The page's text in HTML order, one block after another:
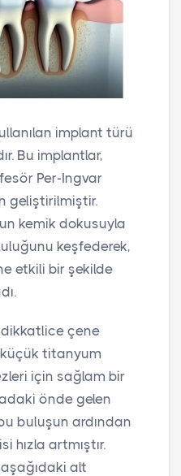
implant türü
Bu implantlar,
Per-Ingvar
geliştirilmiştir.
kemik dokusuyla
keşfederek,
etkili bir şekilde
çene
titanyum
için sağlam bir
önde gelen
buluşun ardından
hızla artmıştır.
alt